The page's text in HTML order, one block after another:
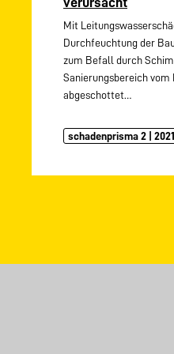
Mit
Durchfeuchtung der
zum Befall durch
Sanierungsbereich vom
abgeschottet…
schadenprisma 2 | 2021